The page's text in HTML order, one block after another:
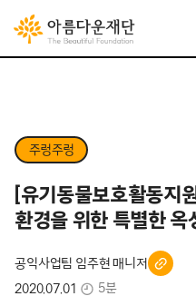
주렁주렁
[유기동물보호활동지
환경을 위한 특별한 옥
공익사업팀 임주현 매니저
2020.07.01
5분